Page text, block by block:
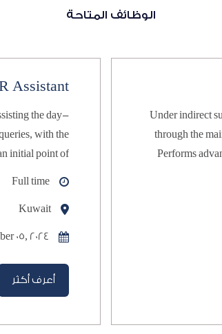
الوظائف المتاحة
Assistant
the day-
Full time
Kuwait
05, 2024
أعرف أكثر